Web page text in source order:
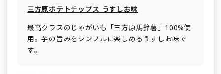
三方原ポテトチップス うすしお味
最高クラスのじゃがいも「三方原馬鈴薯」100%使
用。芋の旨みをシンプルに楽しめるうすしお味で
す。